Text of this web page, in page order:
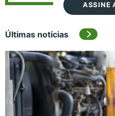
ASSINE
Últimas notícias